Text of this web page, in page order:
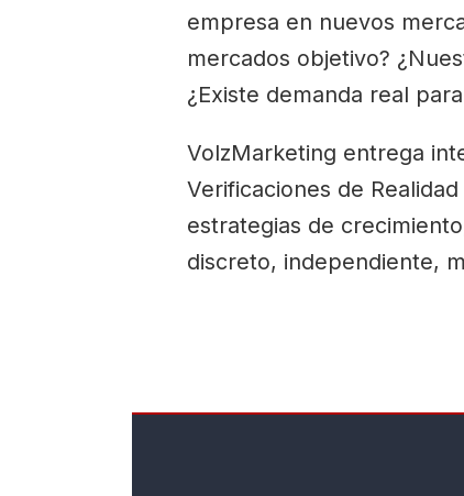
empresa en nuevos
mercados objetivo?
¿Existe demanda real
VolzMarketing entrega
Verificaciones de
estrategias de
discreto, independiente,